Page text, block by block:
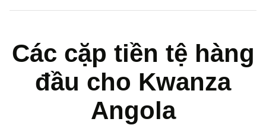
Các cặp tiền tệ hàng
đầu cho Kwanza
Angola